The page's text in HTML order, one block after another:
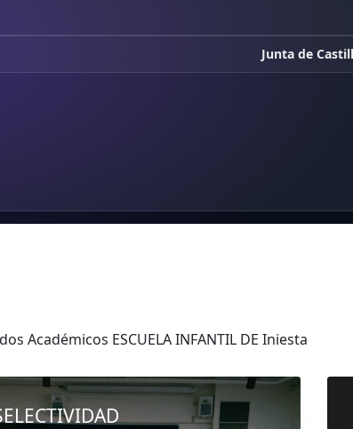
Junta de
Académicos ESCUELA INFANTIL DE Iniesta